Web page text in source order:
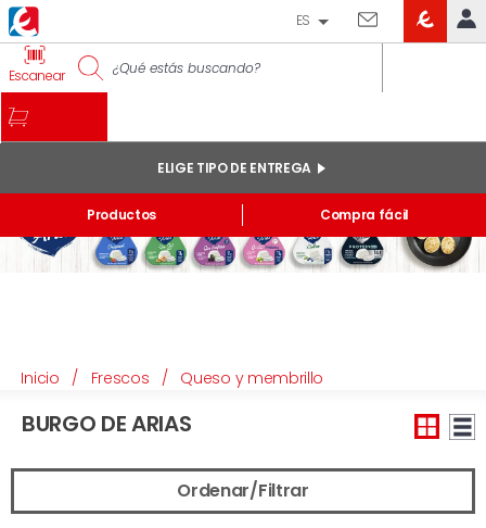
IDENTIFÍCATE
Pedidos online
Mis productos comprados en tienda y online
Listas
ES
Escanear
Productos
ELIGE TIPO DE ENTREGA
Compra fácil
Inicio / Frescos / Queso y membrillo
BURGO DE ARIAS
Ordenar/Filtrar